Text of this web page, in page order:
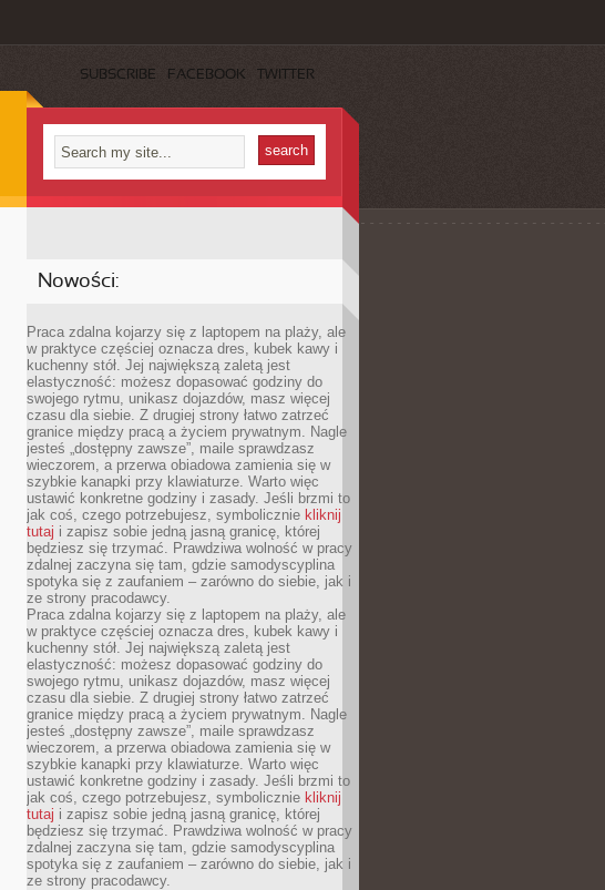
SUBSCRIBE FACEBOOK TWITTER
Nowości:
Praca zdalna kojarzy się z laptopem na plaży, ale
w praktyce częściej oznacza dres, kubek kawy i
kuchenny stół. Jej największą zaletą jest
elastyczność: możesz dopasować godziny do
swojego rytmu, unikasz dojazdów, masz więcej
czasu dla siebie. Z drugiej strony łatwo zatrzeć
granice między pracą a życiem prywatnym. Nagle
jesteś „dostępny zawsze”, maile sprawdzasz
wieczorem, a przerwa obiadowa zamienia się w
szybkie kanapki przy klawiaturze. Warto więc
ustawić konkretne godziny i zasady. Jeśli brzmi to
jak coś, czego potrzebujesz, symbolicznie kliknij
tutaj i zapisz sobie jedną jasną granicę, której
będziesz się trzymać. Prawdziwa wolność w pracy
zdalnej zaczyna się tam, gdzie samodyscyplina
spotyka się z zaufaniem – zarówno do siebie, jak i
ze strony pracodawcy.
Praca zdalna kojarzy się z laptopem na plaży, ale
w praktyce częściej oznacza dres, kubek kawy i
kuchenny stół. Jej największą zaletą jest
elastyczność: możesz dopasować godziny do
swojego rytmu, unikasz dojazdów, masz więcej
czasu dla siebie. Z drugiej strony łatwo zatrzeć
granice między pracą a życiem prywatnym. Nagle
jesteś „dostępny zawsze”, maile sprawdzasz
wieczorem, a przerwa obiadowa zamienia się w
szybkie kanapki przy klawiaturze. Warto więc
ustawić konkretne godziny i zasady. Jeśli brzmi to
jak coś, czego potrzebujesz, symbolicznie kliknij
tutaj i zapisz sobie jedną jasną granicę, której
będziesz się trzymać. Prawdziwa wolność w pracy
zdalnej zaczyna się tam, gdzie samodyscyplina
spotyka się z zaufaniem – zarówno do siebie, jak i
ze strony pracodawcy.